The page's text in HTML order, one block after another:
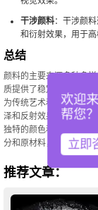
干涉颜料：干涉颜
和衍射效果，用于高
总结
颜料的主要来源多种多
质提供了稳定的
为传统艺术和文化实践
泽和反射效果，满足了
独特的颜色和性能，使
分和原材料，有助于我
推荐文章：
欢迎
帮您？
立即